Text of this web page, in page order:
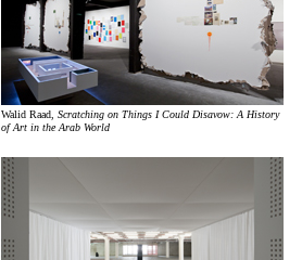
Walid Raad, Scratching on Things I Could Disavow: A History
of Art in the Arab World